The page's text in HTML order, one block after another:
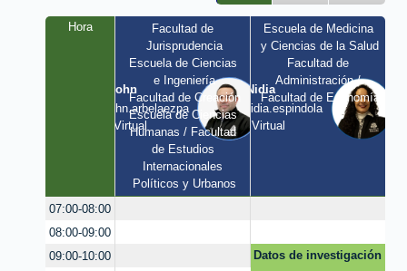
Hora
John
john.arbelaezpa
/ Virtual
Facultad de
Jurisprudencia
Escuela de Ciencias
e Ingeniería
Facultad de Creación
Escuela de Ciencias
Humanas / Facultad
de Estudios
Internacionales
Políticos y Urbanos
Nidia
nidia.espindola
/ Virtual
Escuela de Medicina
y Ciencias de la Salud
Facultad de
Administración /
Facultad de Economía
07:00-08:00
08:00-09:00
09:00-10:00
Datos de investigación